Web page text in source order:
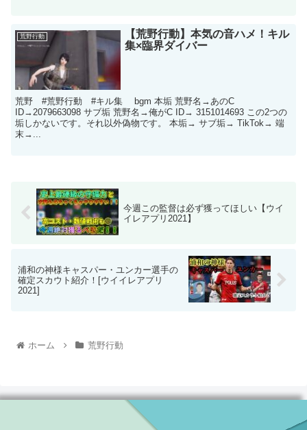
荒野行動
【荒野行動】本気の音ハメ！キル
集×臨界ダイバー
荒野 #荒野行動 #キル集 bgm 本垢 荒野名→あのC
ID→2079663098 サブ垢 荒野名→俺がC ID→ 3151014693 この2つの
垢しかないです。それ以外偽物です。 本垢→ サブ垢→ TikTok→ 端
末→...
今週この監督は必ず獲ってほしい【ウイ
イレアプリ2021】
浦和の神様キャスパー・ユンカー選手の
確定スカウト紹介！[ウイイレアプリ
2021]
ホーム 荒野行動